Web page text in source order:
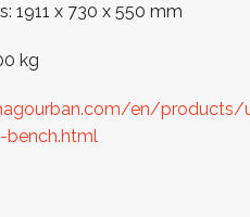
1911 x 730 x 550 mm
kg
en/products/